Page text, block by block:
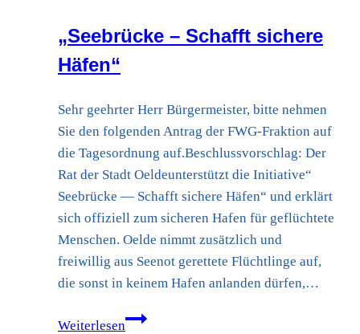
„Seebrücke – Schafft sichere
Häfen“
Sehr geehrter Herr Bürgermeister, bitte nehmen
Sie den folgenden Antrag der FWG-Fraktion auf
die Tagesordnung auf.Beschlussvorschlag: Der
Rat der Stadt Oeldeunterstützt die Initiative“
Seebrücke — Schafft sichere Häfen“ und erklärt
sich offiziell zum sicheren Hafen für geflüchtete
Menschen. Oelde nimmt zusätzlich und
freiwillig aus Seenot gerettete Flüchtlinge auf,
die sonst in keinem Hafen anlanden dürfen,…
Weiterlesen
„Seebrücke